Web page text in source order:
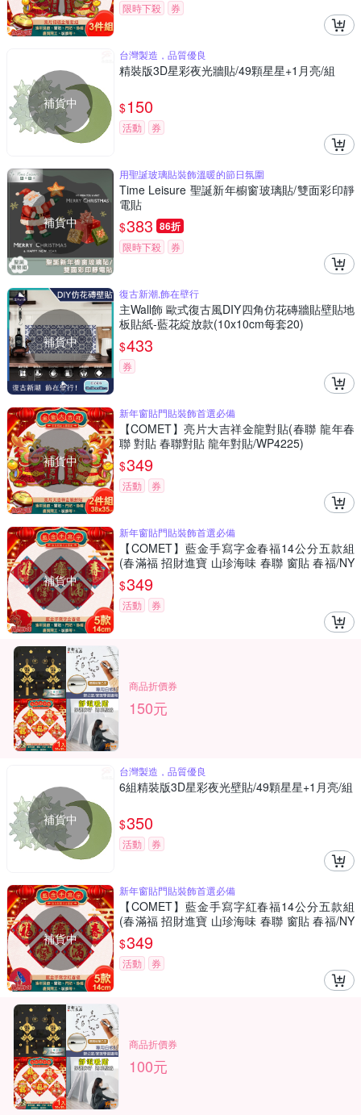
限時下殺 券
補貨中
台灣製造，品質優良
精裝版3D星彩夜光牆貼/49顆星星+1月亮/組
$150
活動 券
補貨中
用聖誕玻璃貼裝飾溫暖的節日氛圍
Time Leisure 聖誕新年櫥窗玻璃貼/雙面彩印靜
電貼
$383 86折
限時下殺 券
補貨中
復古新潮,飾在壁行
主Wall飾 歐式復古風DIY四角仿花磚牆貼壁貼地
板貼紙-藍花綻放款(10x10cm每套20)
$433
券
補貨中
新年窗貼門貼裝飾首選必備
【COMET】亮片大吉祥金龍對貼(春聯 龍年春
聯 對貼 春聯對貼 龍年對貼/WP4225)
$349
活動 券
補貨中
新年窗貼門貼裝飾首選必備
【COMET】藍金手寫字金春福14公分五款組
(春滿福 招財進寶 山珍海味 春聯 窗貼 春福/NY
L0191-95)
$349
活動 券
商品折價券
150元
補貨中
台灣製造，品質優良
6組精裝版3D星彩夜光壁貼/49顆星星+1月亮/組
$350
活動 券
補貨中
新年窗貼門貼裝飾首選必備
【COMET】藍金手寫字紅春福14公分五款組
(春滿福 招財進寶 山珍海味 春聯 窗貼 春福/NY
L0196-00)
$349
活動 券
商品折價券
100元